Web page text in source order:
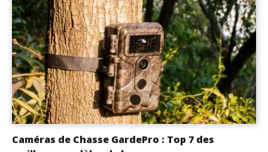
Caméras de Chasse GardePro : Top 7 des